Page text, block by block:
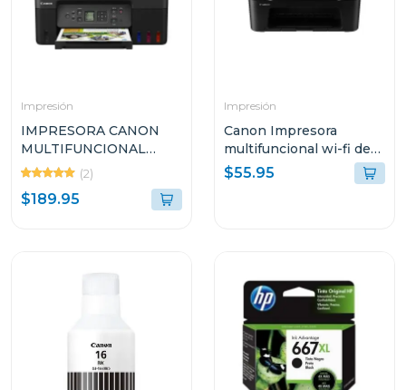
Impresión
IMPRESORA CANON
MULTIFUNCIONAL
INALÁMBRICA DE
TANQUES DE TINTA
INTEGRADOS G317
(2)
$189.95
Impresión
Canon Impresora
multifuncional wi-fi de
cartuchos de tinta 3610
$55.95